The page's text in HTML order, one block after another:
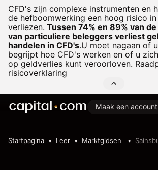
CFD's zijn complexe instrumenten en
de hefboomwerking een hoog risico
verliezen. Tussen 74% en 89% van
van particuliere beleggers verliest
handelen in CFD's.U moet nagaan of
begrijpt hoe CFD's werken en of u
op geldverlies kunt veroorloven.
risicoverklaring
Maak een
Startpagina Leer Marktgidsen